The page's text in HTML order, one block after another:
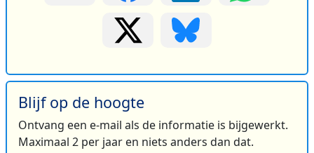
Blijf op de hoogte
Ontvang een e-mail als de informatie is bijgewerkt.
Maximaal 2 per jaar en niets anders dan dat.